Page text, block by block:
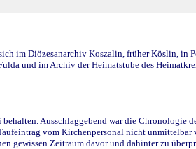
im Diözesanarchiv Koszalin, früher Köslin,
und im Archiv der Heimatstube des
Ausschlaggebend war die Chronologie
vom Kirchenpersonal nicht
gewissen Zeitraum davor und dahinter zu